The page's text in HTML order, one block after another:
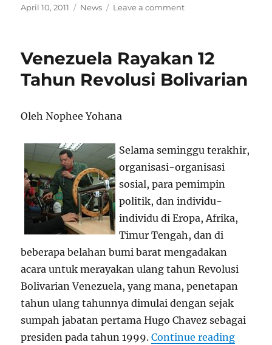
Posted
April 10, 2011 Categories
News Leave a commenton
Dewan
Komunal
Mengelola
Venezuela Rayakan 12
Tahun Revolusi Bolivarian
Oleh Nophee Yohana
Selama seminggu terakhir,
organisasi-organisasi
sosial, para pemimpin
politik, dan individu-
individu di Eropa, Afrika,
Timur Tengah, dan di
beberapa belahan bumi barat mengadakan
acara untuk merayakan ulang tahun Revolusi
Bolivarian Venezuela, yang mana, penetapan
tahun ulang tahunnya dimulai dengan sejak
sumpah jabatan pertama Hugo Chavez sebagai
presiden pada tahun 1999.Continue reading